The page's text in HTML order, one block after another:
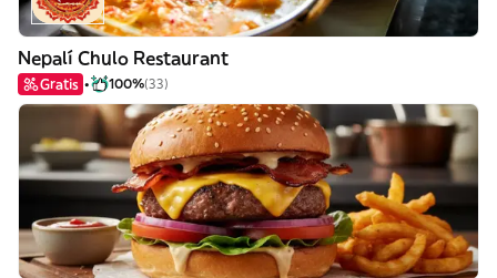
Nepalí Chulo Restaurant
Gratis 100%(33)